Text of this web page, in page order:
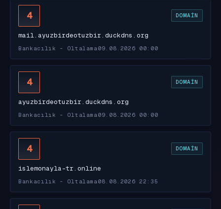
4 DOMAIN
mail.ayuzbirdeotuzbir.duckdns.org
Bankacılık - Oltalama 09.08.2026 00:00
4 DOMAIN
ayuzbirdeotuzbir.duckdns.org
Bankacılık - Oltalama 09.08.2026 00:00
4 DOMAIN
islemonayla-tr.online
Bankacılık - Oltalama 08.08.2026 22:35